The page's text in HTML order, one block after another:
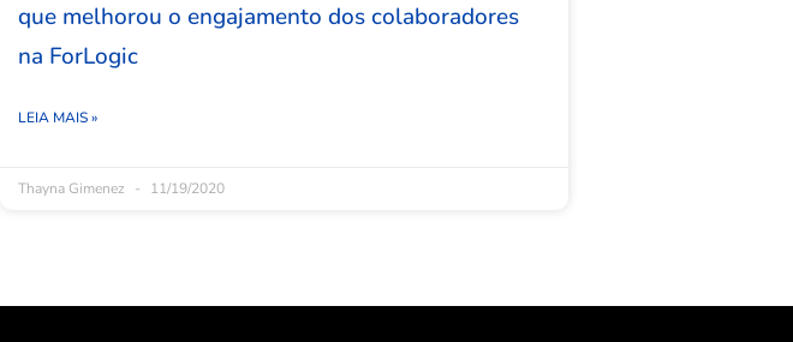
que melhorou o engajamento dos colaboradores
na ForLogic
LEIA MAIS »
Thayna Gimenez 11/19/2020